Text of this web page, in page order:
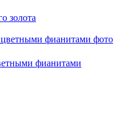
золота
фианитами